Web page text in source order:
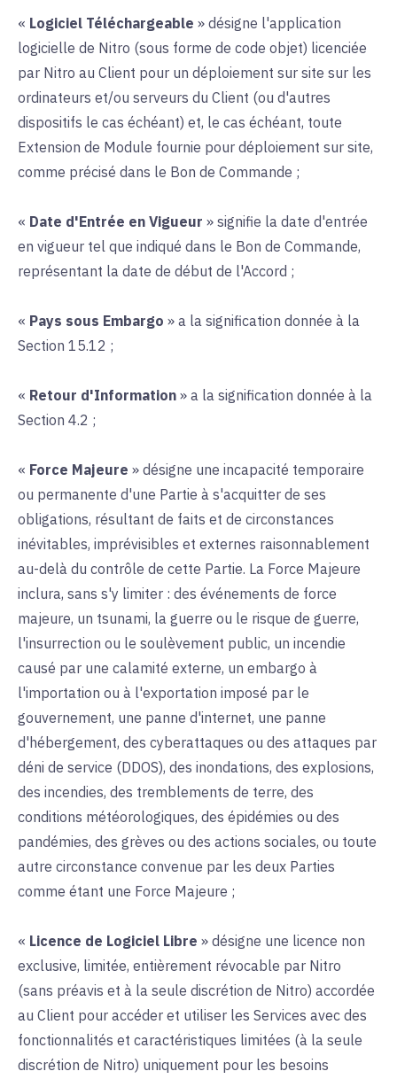
« Logiciel Téléchargeable » désigne l'application
logicielle de Nitro (sous forme de code objet) licenciée
par Nitro au Client pour un déploiement sur site sur les
ordinateurs et/ou serveurs du Client (ou d'autres
dispositifs le cas échéant) et, le cas échéant, toute
Extension de Module fournie pour déploiement sur site,
comme précisé dans le Bon de Commande ;
« Date d'Entrée en Vigueur » signifie la date d'entrée
en vigueur tel que indiqué dans le Bon de Commande,
représentant la date de début de l'Accord ;
« Pays sous Embargo » a la signification donnée à la
Section 15.12 ;
« Retour d'Information » a la signification donnée à la
Section 4.2 ;
« Force Majeure » désigne une incapacité temporaire
ou permanente d'une Partie à s'acquitter de ses
obligations, résultant de faits et de circonstances
inévitables, imprévisibles et externes raisonnablement
au-delà du contrôle de cette Partie. La Force Majeure
inclura, sans s'y limiter : des événements de force
majeure, un tsunami, la guerre ou le risque de guerre,
l'insurrection ou le soulèvement public, un incendie
causé par une calamité externe, un embargo à
l'importation ou à l'exportation imposé par le
gouvernement, une panne d'internet, une panne
d'hébergement, des cyberattaques ou des attaques par
déni de service (DDOS), des inondations, des explosions,
des incendies, des tremblements de terre, des
conditions météorologiques, des épidémies ou des
pandémies, des grèves ou des actions sociales, ou toute
autre circonstance convenue par les deux Parties
comme étant une Force Majeure ;
« Licence de Logiciel Libre » désigne une licence non
exclusive, limitée, entièrement révocable par Nitro
(sans préavis et à la seule discrétion de Nitro) accordée
au Client pour accéder et utiliser les Services avec des
fonctionnalités et caractéristiques limitées (à la seule
discrétion de Nitro) uniquement pour les besoins